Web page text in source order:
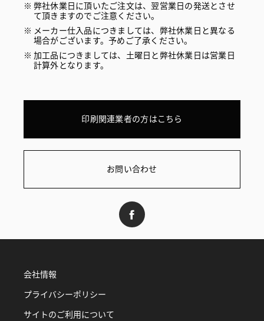
弊社休業日に頂いたご注文は、翌営業日の発送とさせ
て頂きますのでご注意ください。
メーカー仕入品につきましては、弊社休業日と異なる
場合がございます。予めご了承ください。
加工品につきましては、土曜日と弊社休業日は営業日
計算外となります。
印刷関連業者の方はこちら
お問い合わせ
会社情報
プライバシーポリシー
サイトのご利用について